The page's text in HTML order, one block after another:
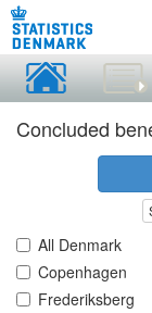
Concluded
All Denmark
Copenhagen
Frederiksberg